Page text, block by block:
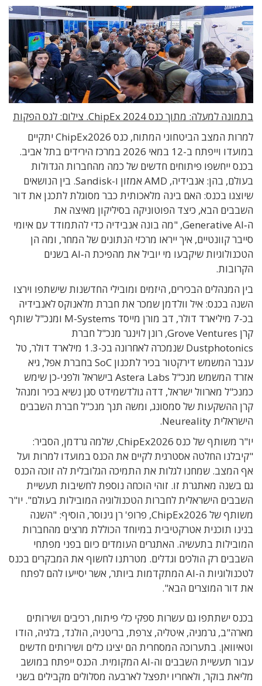
בתמונה למעלה: מתוך כנס ChipEx 2024. צילום: לנס הפקות
למרות המצב הביטחוני המתוח, כנס ChipEx2026 יתקיים
במועדו וייפתח ב-12 במאי 2026 במרכז הירידים בתל אביב.
בכנס ייחשפו פיתוחים חדשים של כמה מהחברות הגדולות
בעולם, בהן: אנבידיה, AMD אמזון ו-Sandisk. בין הנושאים
שיוצגו בכנס: האם בינה מלאכותית כבר מסוגלת לתכנן את דור
השבבים הבא, כיצד הפוטוניקה בסיליקון מאיצה את
ה‑Generative AI, "מה בונה אנבידיה כדי להתמודד עם איומי
סייבר קוונטיים, איך ייראו מרכזי הנתונים של המחר, ומה הן
הטכנולוגיות שיקבעו מי יוביל את מהפיכת ה‑AI בשנים
הקרובות.
בין המנהלים הבכירים, היזמים ומובילי החדשנות שישתפו וירצו
השנה בכנס: איל וולדמן שמכר את חברת מלאנוקס לאנבידיה
בכ-7 מיליארד דולר, דב מורן מייסד M-Systems ומנכ"ל שותף
קרן Grove Ventures, רונן לוינגר מנכ"ל חברת
Dustphotonics שנמכרה לאחרונה בכ-1.3 מילארד דולר, טל
ענבר המשמש דירקטור בכיר לתכנון SoC בחברת אפל, גיא
אזרד המשמש מנכ"ל Astera Labs בישראל ולפני-כן שימש
כמנכ"ל מארוול ישראל, דדה גולדשמידט סגן נשיא בכיר ומנהל
קרן ההשקעות של סמסונג, ומשה תנך מנכ"ל חברת השבבים
הישראלית Neureality.
יו"ר משותף של כנס ChipEx2026, שלמה גרדמן, הסביר:
"קיבלנו החלטה אסטרגית לקיים את הכנס במועדו למרות ועל
אף המצב. שמחנו לגלות את התמיכה הגלובלית לה זוכה הכנס
גם בשנה מאתגרת זו. זוהי הוכחה נוספת לחשיבות תעשיית
השבבים הישראלית לחברות הטכנולוגיה המובילות בעולם". יו"ר
משותף של ChipEx2026, פרופ' רן גינוסר, הוסיף: "השנה
בנינו תוכנית אטרקטיבית במיוחד הכוללת מרצים מהחברות
המובילות בתעשיה. האתגרים העומדים כיום בפני מפתחי
השבבים רק הולכים וגדלים. מטרתנו לחשוף את המבקרים בכנס
לטכנולוגיות ה-AI המתקדמות ביותר, אשר יסייעו להם לפתח
את דור המוצרים הבא".
בכנס ישתתפו גם עשרות ספקי כלי פיתוח, רכיבים ושירותים
מארה"ב, גרמניה, איטליה, צרפת, בריטניה, הולנד, בלגיה, הודו
וטאיוואן. בתערוכה המסחרית הם יציגו כלים ושירותים חדשים
עבור תעשיית השבבים וה-AI המקומית. הכנס ייפתח במושב
מליאת בוקר, ולאחריו יתפצל לארבעה מסלולים מקבילים בשני